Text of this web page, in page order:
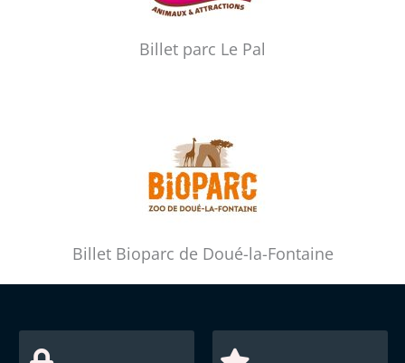
Billet parc Le Pal
Billet Bioparc de Doué-la-Fontaine